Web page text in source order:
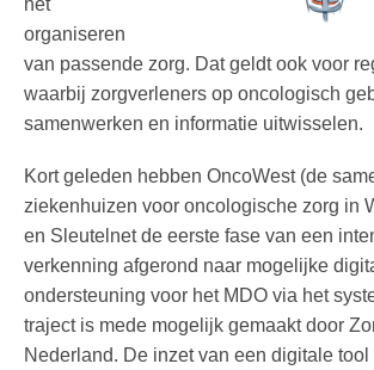
het
organiseren
van passende zorg. Dat geldt ook voor
waarbij zorgverleners op oncologisch
samenwerken en informatie uitwisselen.
Kort geleden hebben OncoWest (de
ziekenhuizen voor oncologische zorg in
en Sleutelnet de eerste fase van een
verkenning afgerond naar mogelijke
ondersteuning voor het MDO via het
traject is mede mogelijk gemaakt door
Nederland. De inzet van een digitale tool